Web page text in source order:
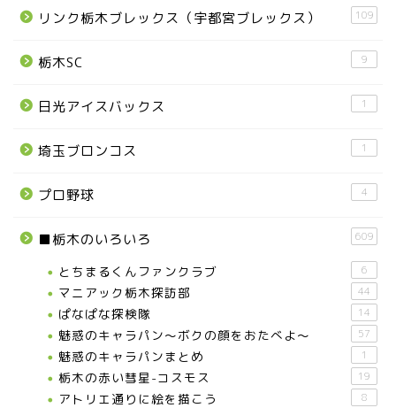
リンク栃木ブレックス（宇都宮ブレックス） 109
栃木SC 9
日光アイスバックス 1
埼玉ブロンコス 1
プロ野球 4
■栃木のいろいろ 609
とちまるくんファンクラブ 6
マニアック栃木探訪部 44
ぱなぱな探検隊 14
魅惑のキャラパン～ボクの顔をおたべよ～ 57
魅惑のキャラパンまとめ 1
栃木の赤い彗星-コスモス 19
アトリエ通りに絵を描こう 8
宇都宮市(グルメ・カフェ)
宇都宮の震災後の様子